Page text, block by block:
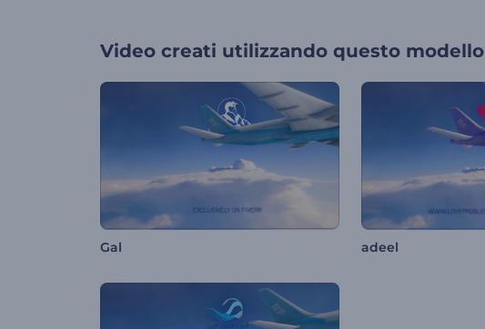
Video creati utilizzando questo modello
Gal adeel